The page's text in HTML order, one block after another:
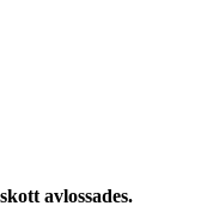
avlossades.